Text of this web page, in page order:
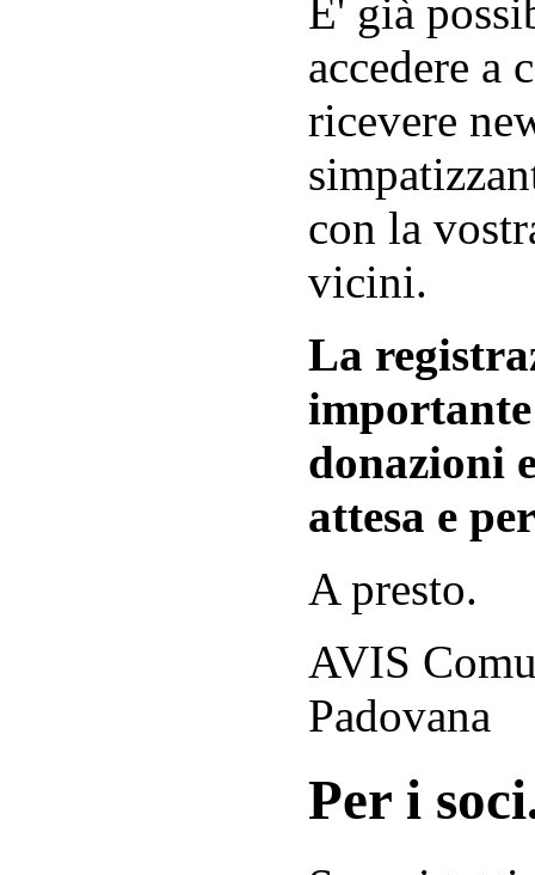
E' già
accedere a
ricevere
con la
vicini.
La
donazioni
attesa e
A presto.
AVIS
Padovana
Per i